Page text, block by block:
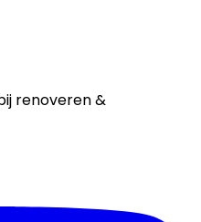
renoveren &